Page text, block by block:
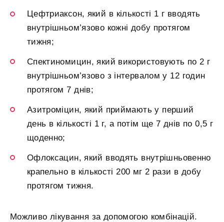
Цефтриаксон, який в кількості 1 г вводять
внутрішньом’язово кожні добу протягом
тижня;
Спектиномицин, який використовують по 2 г
внутрішньом’язово з інтервалом у 12 годин
протягом 7 днів;
Азитроміцин, який приймають у перший
день в кількості 1 г, а потім ще 7 днів по 0,5 г
щоденно;
Офлоксацин, який вводять внутрішньовенно
крапельно в кількості 200 мг 2 рази в добу
протягом тижня.
Можливо лікування за допомогою комбінацій.